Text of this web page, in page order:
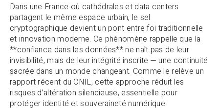
Dans une France où cathédrales et data centers
partagent le même espace urbain, le sel
cryptographique devient un pont entre foi traditionnelle
et innovation moderne. Ce phénomène rappelle que la
**confiance dans les données** ne naît pas de leur
invisibilité, mais de leur intégrité inscrite — une continuité
sacrée dans un monde changeant. Comme le relève un
rapport récent du CNIL, cette approche réduit les
risques d’altération silencieuse, essentielle pour
protéger identité et souveraineté numérique.